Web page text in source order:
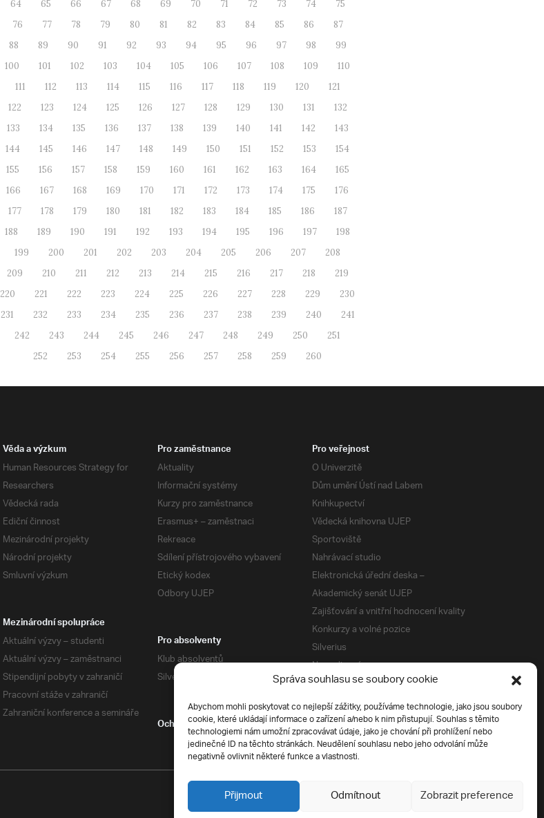
Správa souhlasu se soubory cookie
Abychom mohli poskytovat co nejlepší zážitky, používáme technologie, jako jsou soubory
cookie, které ukládají informace o zařízení a/nebo k nim přistupují. Souhlas s těmito
technologiemi nám umožní zpracovávat údaje, jako je chování při prohlížení nebo
jedinečné ID na těchto stránkách. Neudělení souhlasu nebo jeho odvolání může
negativně ovlivnit některé funkce a vlastnosti.
Přijmout Odmítnout Zobrazit preference
64
65 66 67 68 69 70 71 72 73 74
75
76
77 78 79 80 81 82 83 84 85 86
87
88
89 90 91 92 93 94 95 96 97 98
99
100
101 102 103 104 105 106 107 108 109
110
111
112 113 114 115 116 117 118 119 120
121
122
123 124 125 126 127 128 129 130 131
132
133
134 135 136 137 138 139 140 141 142
143
144
145 146 147 148 149 150 151 152 153
154
155
156 157 158 159 160 161 162 163 164
165
166
167 168 169 170 171 172 173 174 175
176
177
178 179 180 181 182 183 184 185 186
187
188
189 190 191 192 193 194 195 196 197
198
199
200 201 202 203 204 205 206 207
208
209
210 211 212 213 214 215 216 217 218
219
220
221 222 223 224 225 226 227 228 229
230
231
232 233 234 235 236 237 238 239 240
241
242
243 244 245 246 247 248 249 250
251
252
253 254 255 256 257 258 259 260
Věda a výzkum
Human Resources Strategy for
Researchers
Vědecká rada
Ediční činnost
Mezinárodní projekty
Národní projekty
Smluvní výzkum
Pro zaměstnance
Aktuality
Informační systémy
Kurzy pro zaměstnance
Erasmus+ – zaměstnaci
Rekreace
Sdílení přístrojového vybavení
Etický kodex
Odbory UJEP
Pro veřejnost
O Univerzitě
Dům umění Ústí nad Labem
Knihkupectví
Vědecká knihovna UJEP
Sportoviště
Nahrávací studio
Elektronická úřední deska –
Akademický senát UJEP
Zajišťování a vnitřní hodnocení kvality
Konkurzy a volné pozice
Silverius
Napsali o nás
Tiskové zprávy
Mezinárodní spolupráce
Aktuální výzvy – studenti
Aktuální výzvy – zaměstnanci
Stipendijní pobyty v zahraničí
Pracovní stáže v zahraničí
Zahraniční konference a semináře
Pro absolventy
Klub absolventů
Silverius
Ochrana soukromí